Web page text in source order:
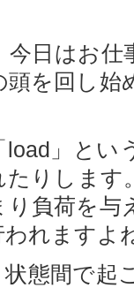
今日はお
を回し始
load」と
りします
負荷を
れますよ
態間で起